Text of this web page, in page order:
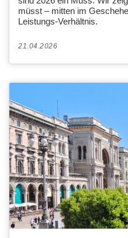
müsst – mitten im
Leistungs-Verhältnis.
21.04.2026